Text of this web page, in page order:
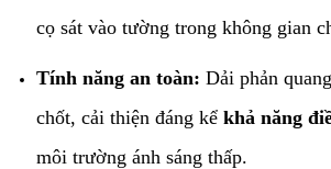
cọ sát vào tường trong không gian
Tính năng an toàn: Dải phản
chốt, cải thiện đáng kể khả năng
môi trường ánh sáng thấp.